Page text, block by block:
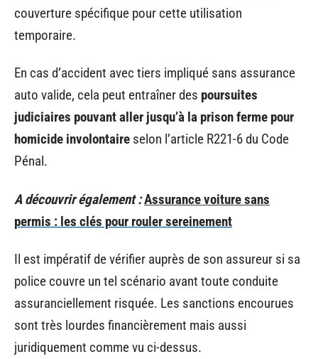
couverture spécifique pour cette utilisation
temporaire.
En cas d’accident avec tiers impliqué sans assurance
auto valide, cela peut entraîner des poursuites
judiciaires pouvant aller jusqu’à la prison ferme pour
homicide involontaire selon l’article R221-6 du Code
Pénal.
A découvrir également :Assurance voiture sans
permis : les clés pour rouler sereinement
Il est impératif de vérifier auprès de son assureur si sa
police couvre un tel scénario avant toute conduite
assuranciellement risquée. Les sanctions encourues
sont très lourdes financièrement mais aussi
juridiquement comme vu ci-dessus.